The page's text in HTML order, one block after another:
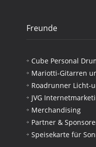
Freunde
Cube Personal
Mariotti-Gitarren
Roadrunner Licht-
JVG
Merchandising
Partner &
Speisekarte für